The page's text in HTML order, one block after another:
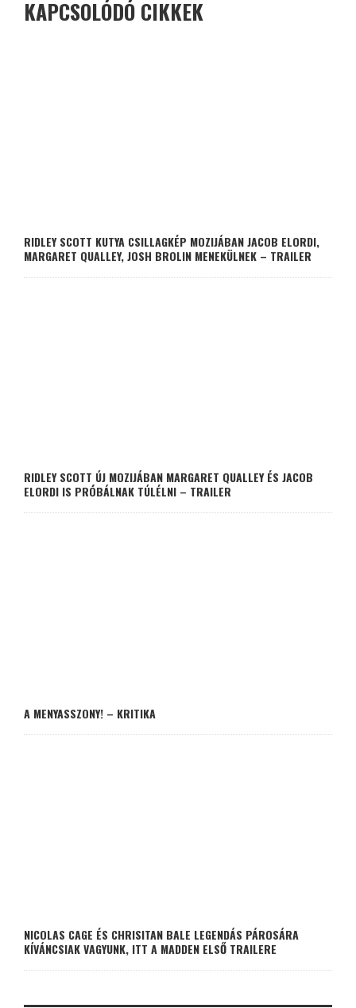
KAPCSOLÓDÓ CIKKEK
RIDLEY SCOTT KUTYA CSILLAGKÉP MOZIJÁBAN JACOB ELORDI,
MARGARET QUALLEY, JOSH BROLIN MENEKÜLNEK – TRAILER
RIDLEY SCOTT ÚJ MOZIJÁBAN MARGARET QUALLEY ÉS JACOB
ELORDI IS PRÓBÁLNAK TÚLÉLNI – TRAILER
A MENYASSZONY! – KRITIKA
NICOLAS CAGE ÉS CHRISITAN BALE LEGENDÁS PÁROSÁRA
KÍVÁNCSIAK VAGYUNK, ITT A MADDEN ELSŐ TRAILERE